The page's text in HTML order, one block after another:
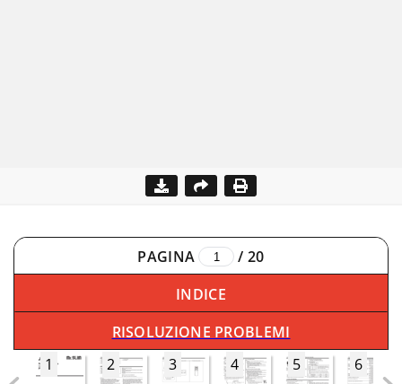
PAGINA / 20
INDICE
RISOLUZIONE PROBLEMI
1
2 3 4 5 6